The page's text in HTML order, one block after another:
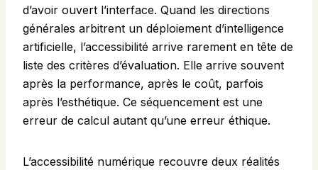
d’avoir ouvert l’interface. Quand les directions
générales arbitrent un déploiement d’intelligence
artificielle, l’accessibilité arrive rarement en tête de
liste des critères d’évaluation. Elle arrive souvent
après la performance, après le coût, parfois
après l’esthétique. Ce séquencement est une
erreur de calcul autant qu’une erreur éthique.
L’accessibilité numérique recouvre deux réalités